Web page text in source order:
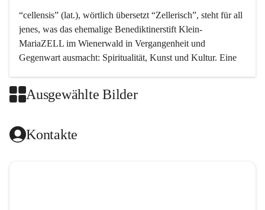
“cellensis” (lat.), wörtlich übersetzt “Zellerisch”, steht für all
jenes, was das ehemalige Benediktinerstift Klein-
MariaZELL im Wienerwald in Vergangenheit und
Gegenwart ausmacht: Spiritualität, Kunst und Kultur. Eine
Kirchenmusik, dem kunstvollen Lob Gottes.
Das kirchenmusikalische Festival Cellensis wird seit dem
Ausgewählte Bilder
Kontakte